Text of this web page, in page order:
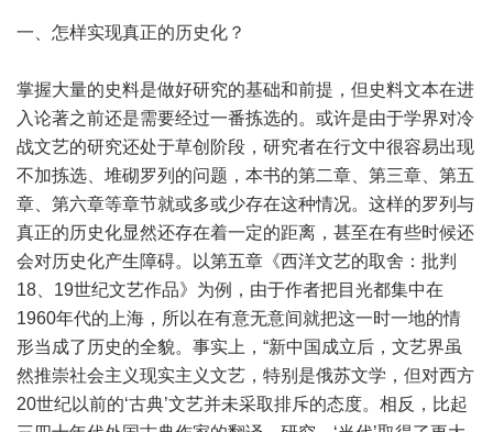
一、怎样实现真正的历史化？
掌握大量的史料是做好研究的基础和前提，但史料文本在进
入论著之前还是需要经过一番拣选的。或许是由于学界对冷
战文艺的研究还处于草创阶段，研究者在行文中很容易出现
不加拣选、堆砌罗列的问题，本书的第二章、第三章、第五
章、第六章等章节就或多或少存在这种情况。这样的罗列与
真正的历史化显然还存在着一定的距离，甚至在有些时候还
会对历史化产生障碍。以第五章《西洋文艺的取舍：批判
18、19世纪文艺作品》为例，由于作者把目光都集中在
1960年代的上海，所以在有意无意间就把这一时一地的情
形当成了历史的全貌。事实上，“新中国成立后，文艺界虽
然推崇社会主义现实主义文艺，特别是俄苏文学，但对西方
20世纪以前的‘古典’文艺并未采取排斥的态度。相反，比起